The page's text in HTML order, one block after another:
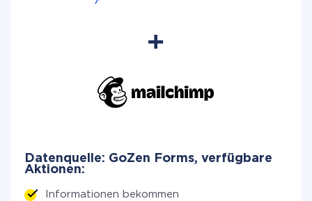
Datenquelle: GoZen Forms, verfügbare
Aktionen:
Informationen bekommen